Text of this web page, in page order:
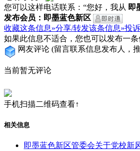
您可以这样电话联系：“您好，我从 即
发布会员：即墨蓝色新区
收藏这条信息»分享/转发该条信息»投
如果此信息不适合，您也可以发布一
网友评论 (留言联系信息发布人，
当前暂无评论
手机扫描二维码查看↑
相关信息
即墨蓝色新区管委会关于党校新